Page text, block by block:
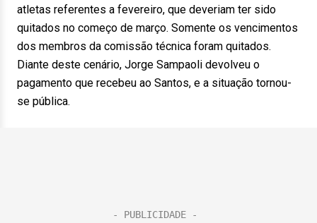
atletas referentes a fevereiro, que deveriam ter sido
quitados no começo de março. Somente os vencimentos
dos membros da comissão técnica foram quitados.
Diante deste cenário, Jorge Sampaoli devolveu o
pagamento que recebeu ao Santos, e a situação tornou-
se pública.